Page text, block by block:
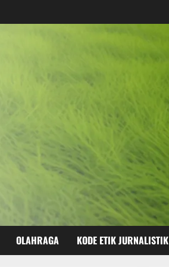
OLAHRAGA KODE ETIK JURNALISTIK